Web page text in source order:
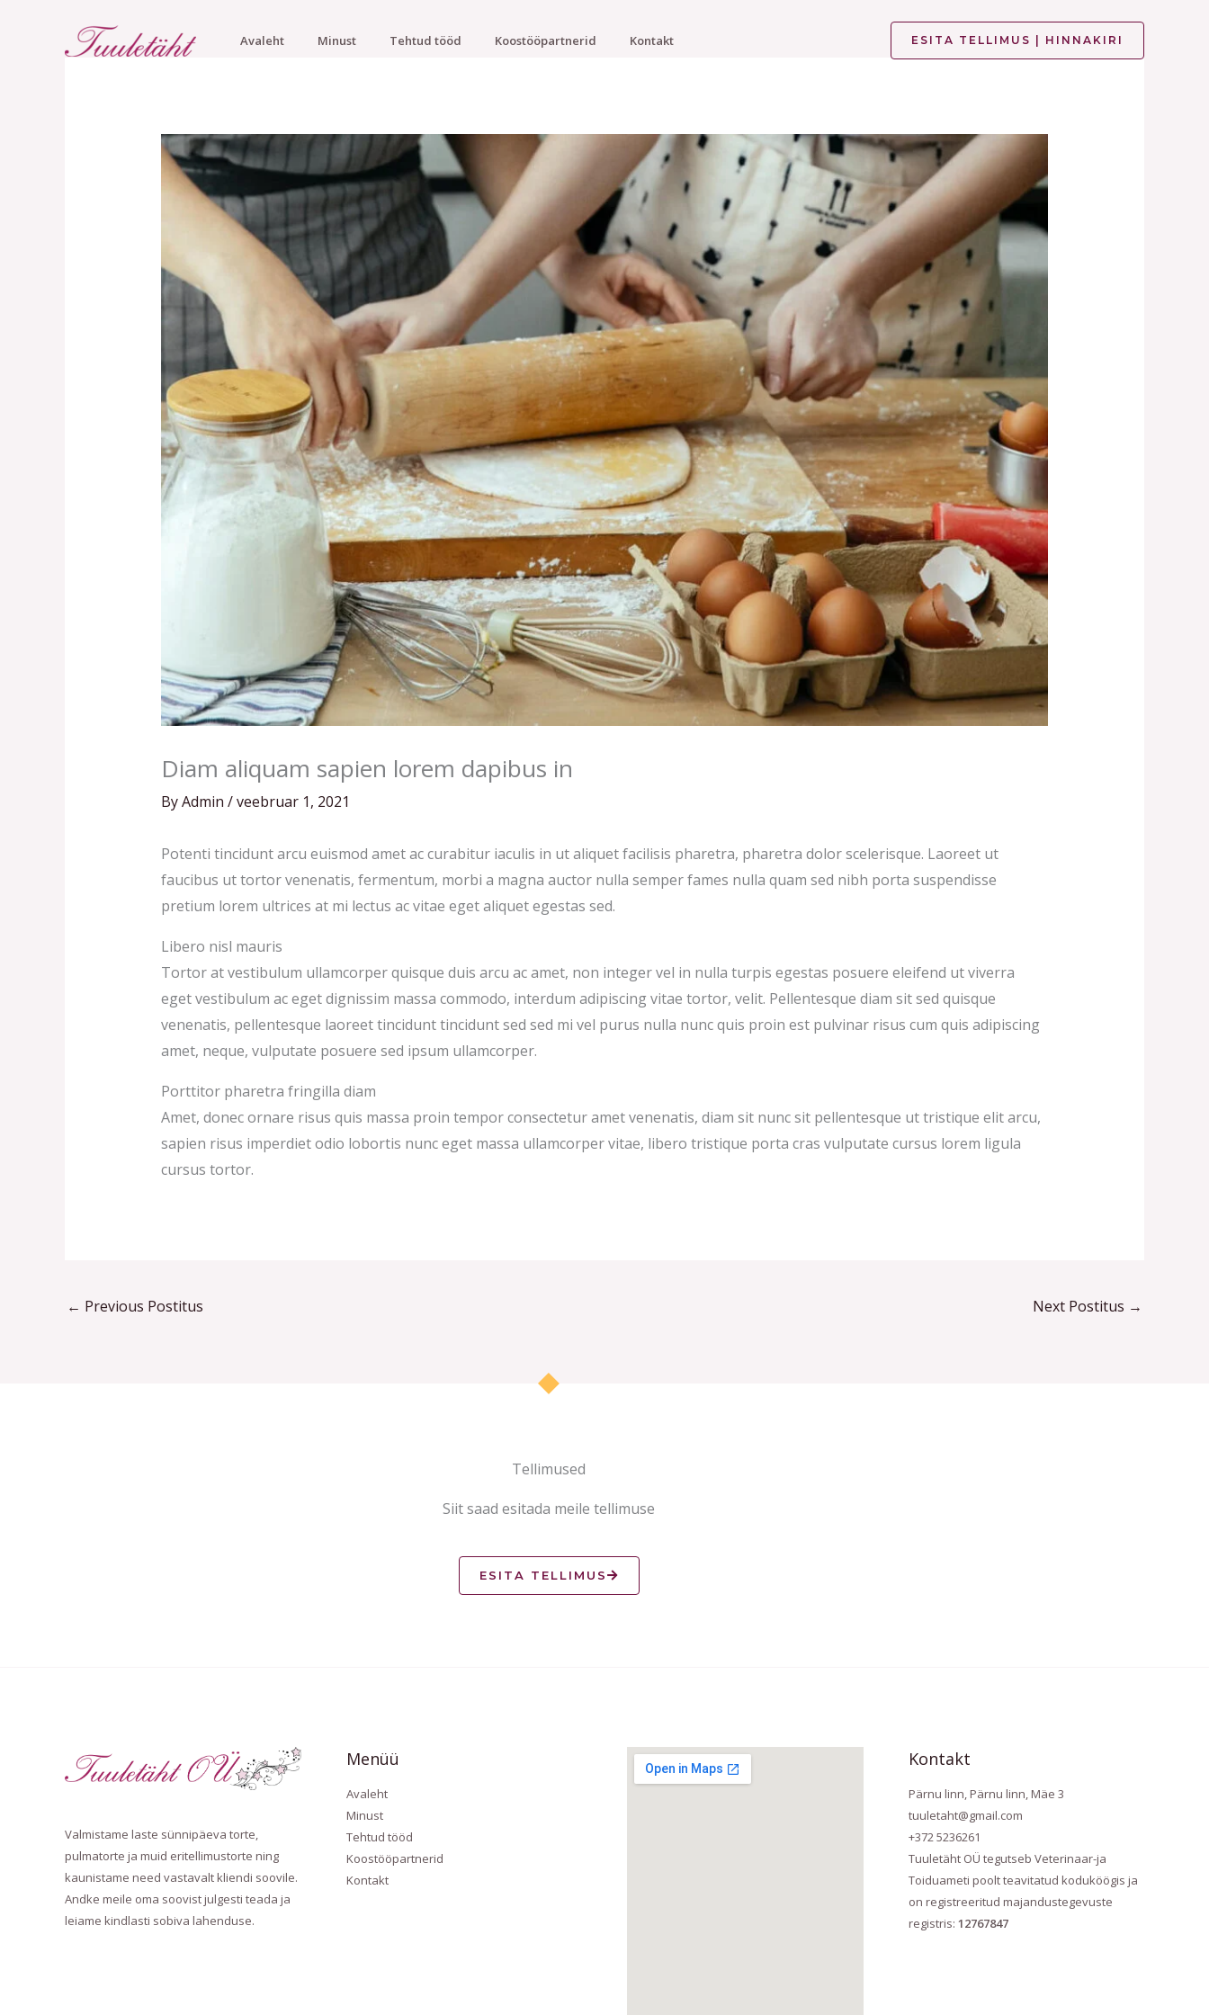
Avaleht Minust Tehtud tööd Koostööpartnerid Kontakt ESITA TELLIMUS | HINNAKIRI
Diam aliquam sapien lorem dapibus in
ByAdmin /veebruar 1, 2021
Potenti tincidunt arcu euismod amet ac curabitur iaculis in ut aliquet facilisis pharetra, pharetra dolor scelerisque. Laoreet ut
faucibus ut tortor venenatis, fermentum, morbi a magna auctor nulla semper fames nulla quam sed nibh porta suspendisse
pretium lorem ultrices at mi lectus ac vitae eget aliquet egestas sed.
Libero nisl mauris
Tortor at vestibulum ullamcorper quisque duis arcu ac amet, non integer vel in nulla turpis egestas posuere eleifend ut viverra
eget vestibulum ac eget dignissim massa commodo, interdum adipiscing vitae tortor, velit. Pellentesque diam sit sed quisque
venenatis, pellentesque laoreet tincidunt tincidunt sed sed mi vel purus nulla nunc quis proin est pulvinar risus cum quis adipiscing
amet, neque, vulputate posuere sed ipsum ullamcorper.
Porttitor pharetra fringilla diam
Amet, donec ornare risus quis massa proin tempor consectetur amet venenatis, diam sit nunc sit pellentesque ut tristique elit arcu,
sapien risus imperdiet odio lobortis nunc eget massa ullamcorper vitae, libero tristique porta cras vulputate cursus lorem ligula
cursus tortor.
← Previous Postitus Next Postitus →
Tellimused
Siit saad esitada meile tellimuse
ESITA TELLIMUS
Valmistame laste sünnipäeva torte,
pulmatorte ja muid eritellimustorte ning
kaunistame need vastavalt kliendi soovile.
Andke meile oma soovist julgesti teada ja
leiame kindlasti sobiva lahenduse.
Menüü
Avaleht
Minust
Tehtud tööd
Koostööpartnerid
Kontakt
Kontakt
Pärnu linn, Pärnu linn, Mäe 3
tuuletaht@gmail.com
+372 5236261
Tuuletäht OÜ tegutseb Veterinaar-ja
Toiduameti poolt teavitatud koduköögis ja
on registreeritud majandustegevuste
registris: 12767847